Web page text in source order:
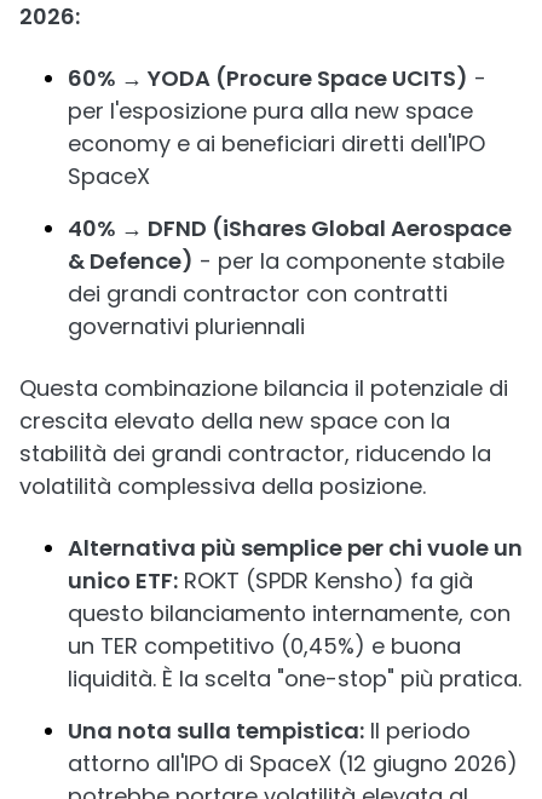
2026:
60% → YODA (Procure Space UCITS) -
per l'esposizione pura alla new space
economy e ai beneficiari diretti dell'IPO
SpaceX
40% → DFND (iShares Global Aerospace
& Defence) - per la componente stabile
dei grandi contractor con contratti
governativi pluriennali
Questa combinazione bilancia il potenziale di
crescita elevato della new space con la
stabilità dei grandi contractor, riducendo la
volatilità complessiva della posizione.
Alternativa più semplice per chi vuole un
unico ETF: ROKT (SPDR Kensho) fa già
questo bilanciamento internamente, con
un TER competitivo (0,45%) e buona
liquidità. È la scelta "one-stop" più pratica.
Una nota sulla tempistica: Il periodo
attorno all'IPO di SpaceX (12 giugno 2026)